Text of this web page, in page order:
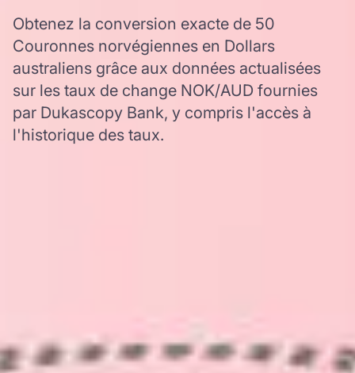
Obtenez la conversion exacte de 50
Couronnes norvégiennes en Dollars
australiens grâce aux données actualisées
sur les taux de change NOK/AUD fournies
par Dukascopy Bank, y compris l'accès à
l'historique des taux.